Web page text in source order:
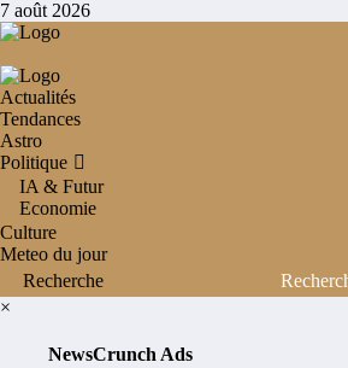
Aller
au
7 août 2026
Actualités
Tendances
Astro
Politique
IA & Futur
Economie
Culture
Meteo du jour
×
NewsCrunch Ads